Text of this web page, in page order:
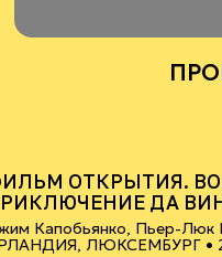
ОТКРЫТИЯ.
ДА
Капобьянко, Пьер-Люк
ЛЮКСЕМБУРГ •